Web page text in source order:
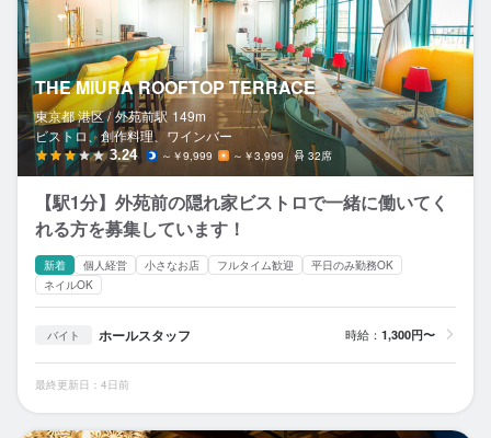
THE MIURA ROOFTOP TERRACE
東京都 港区 / 外苑前駅 149m
ビストロ、創作料理、ワインバー
3.24 ～￥9,999 ～￥3,999 32席
【駅1分】外苑前の隠れ家ビストロで一緒に働いてく
れる方を募集しています！
新着 個人経営 小さなお店 フルタイム歓迎
平日のみ勤務OK
ネイルOK
バイト ホールスタッフ 時給： 1,300円〜
最終更新日：4日前